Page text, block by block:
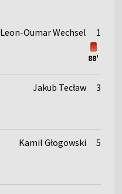
88'
Leon-Oumar Wechsel 1
Jakub Tecław 3
Kamil Głogowski 5